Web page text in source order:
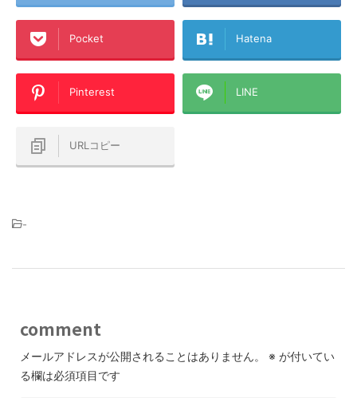
Pocket Hatena
Pinterest LINE
URLコピー
-
comment
メールアドレスが公開されることはありません。 ※ が付いてい
る欄は必須項目です